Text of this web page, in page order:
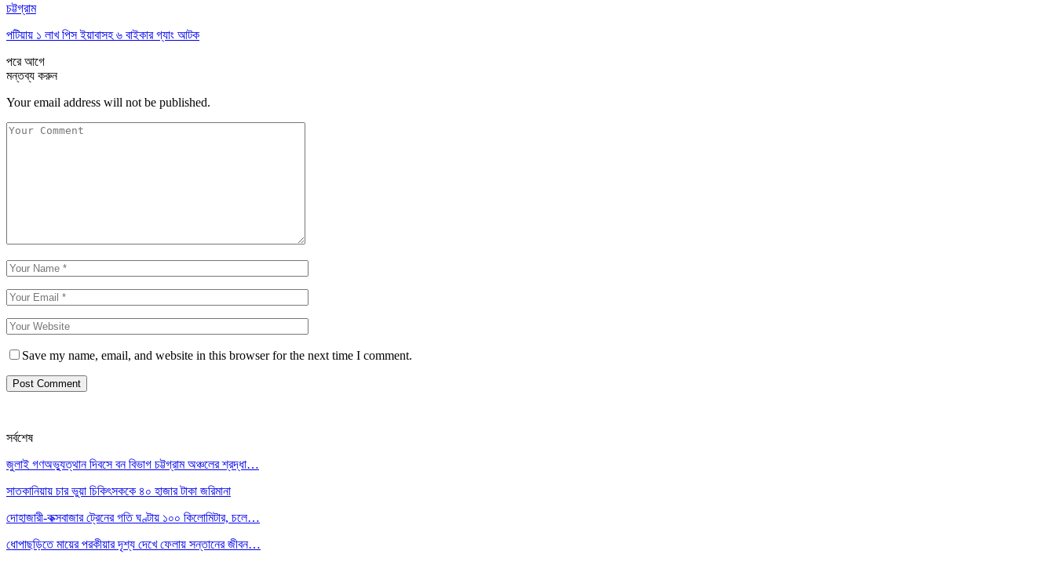
চট্টগ্রাম
পটিয়ায় ১ লাখ পিস ইয়াবাসহ ৬ বাইকার গ্যাং আটক
পরেআগে
মন্তব্য করুন
Your email address will not be published.
Save my name, email, and website in this browser for the next time I comment.
সর্বশেষ
জুলাই গণঅভ্যুত্থান দিবসে বন বিভাগ চট্টগ্রাম অঞ্চলের শ্রদ্ধা…
সাতকানিয়ায় চার ভুয়া চিকিৎসককে ৪০ হাজার টাকা জরিমানা
দোহাজারী-কক্সবাজার ট্রেনের গতি ঘণ্টায় ১০০ কিলোমিটার, চলে…
ধোপাছড়িতে মায়ের পরকীয়ার দৃশ্য দেখে ফেলায় সন্তানের জীবন…